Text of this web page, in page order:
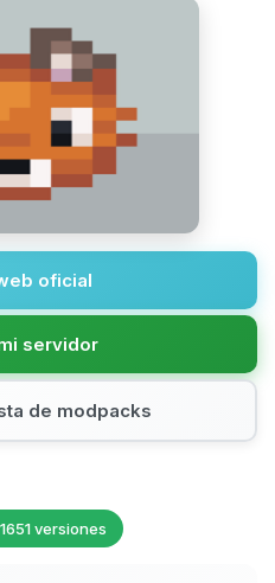
oficial
servidor
de modpacks
versiones